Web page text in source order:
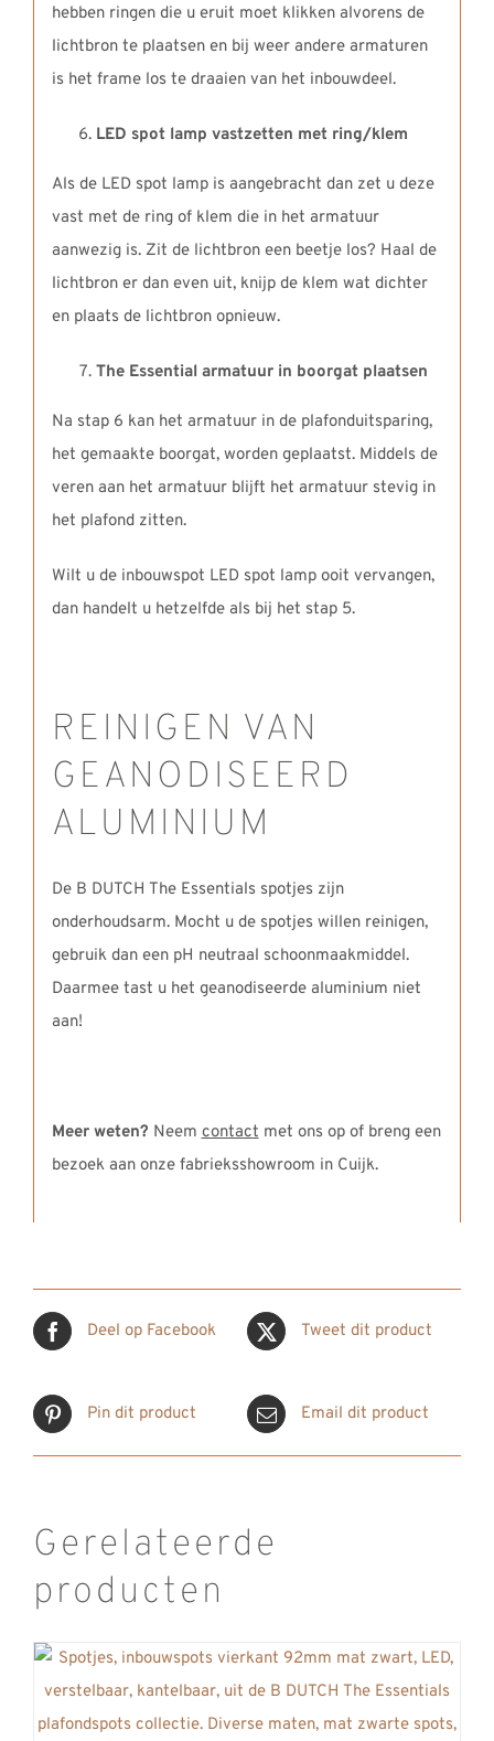
hebben ringen die u eruit moet klikken alvorens de
lichtbron te plaatsen en bij weer andere armaturen
is het frame los te draaien van het inbouwdeel.
LED spot lamp vastzetten met ring/klem
Als de LED spot lamp is aangebracht dan zet u deze
vast met de ring of klem die in het armatuur
aanwezig is. Zit de lichtbron een beetje los? Haal de
lichtbron er dan even uit, knijp de klem wat dichter
en plaats de lichtbron opnieuw.
The Essential armatuur in boorgat plaatsen
Na stap 6 kan het armatuur in de plafonduitsparing,
het gemaakte boorgat, worden geplaatst. Middels de
veren aan het armatuur blijft het armatuur stevig in
het plafond zitten.
Wilt u de inbouwspot LED spot lamp ooit vervangen,
dan handelt u hetzelfde als bij het stap 5.
REINIGEN VAN
GEANODISEERD
ALUMINIUM
De B DUTCH The Essentials spotjes zijn
onderhoudsarm. Mocht u de spotjes willen reinigen,
gebruik dan een pH neutraal schoonmaakmiddel.
Daarmee tast u het geanodiseerde aluminium niet
aan!
Meer weten? Neem contact met ons op of breng een
bezoek aan onze fabrieksshowroom in Cuijk.
Deel op Facebook Tweet dit product
Pin dit product Email dit product
Gerelateerde
producten